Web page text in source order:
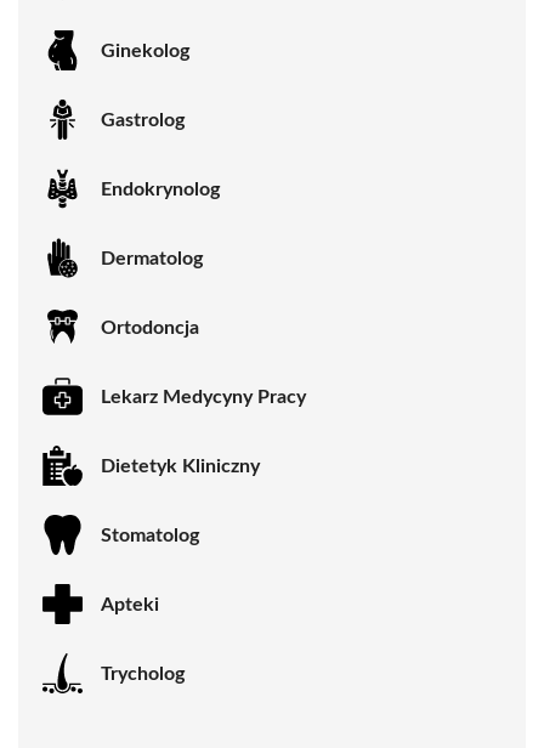
Ginekolog
Gastrolog
Endokrynolog
Dermatolog
Ortodoncja
Lekarz Medycyny Pracy
Dietetyk Kliniczny
Stomatolog
Apteki
Trycholog